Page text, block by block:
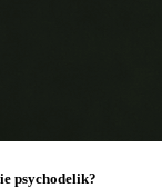
psychodelik?